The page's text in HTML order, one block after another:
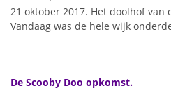
21 oktober 2017. Het doolhof van
Vandaag was de hele wijk
De Scooby Doo opkomst.